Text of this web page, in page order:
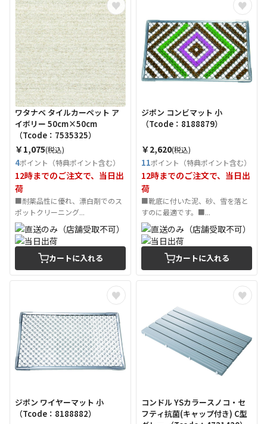
ワタナベ タイルカーペット ア
イボリー 50cm×50cm
（Tcode：7535325）
￥1,075(税込)
4ポイント（特典ポイント含む）
12時までのご注文で、当日出
荷
■耐薬品性に優れ、漂白剤でのス
ポットクリーニング...
カートに入れる
ジポン コンビマット 小
（Tcode：8188879）
￥2,620(税込)
11ポイント（特典ポイント含む）
12時までのご注文で、当日出
荷
■靴底に付いた泥、砂、雪を落と
すのに最適です。■...
カートに入れる
ジポン ワイヤーマット 小
（Tcode：8188882）
コンドル YSカラースノコ・セ
フティ抗菌(キャップ付き) C型